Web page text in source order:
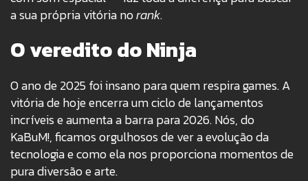
a sua própria vitória norank.
O veredito do Ninja
O ano de 2025 foi insano para quem respira games. A
vitória de hoje encerra um ciclo de lançamentos
incríveis e aumenta a barra para 2026. Nós, do
KaBuM!, ficamos orgulhosos de ver a evolução da
tecnologia e como ela nos proporciona momentos de
pura diversão e arte.